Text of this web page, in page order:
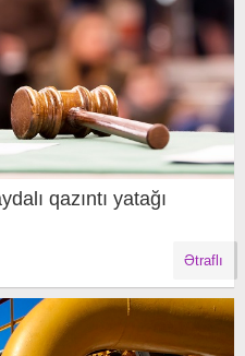
qazıntı yatağı
Ətraflı